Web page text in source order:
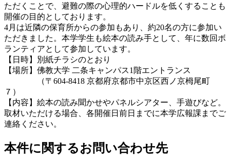
ただくことで、避難の際の心理的ハードルを低くすることも
開催の目的としております。
4月は近隣の保育所からの参加もあり、約20名の方に参加い
ただきました。本学学生も絵本の読み手として、年に数回ボ
ランティアとして参加しています。
【日時】別紙チラシのとおり
【場所】佛教大学 二条キャンパス1階エントランス
（〒604-8418 京都府京都市中京区西ノ京栂尾町
７）
【内容】絵本の読み聞かせやパネルシアター、手遊びなど。
取材いただける場合、各開催日前日までに本学広報課までご
連絡ください。
本件に関するお問い合わせ先